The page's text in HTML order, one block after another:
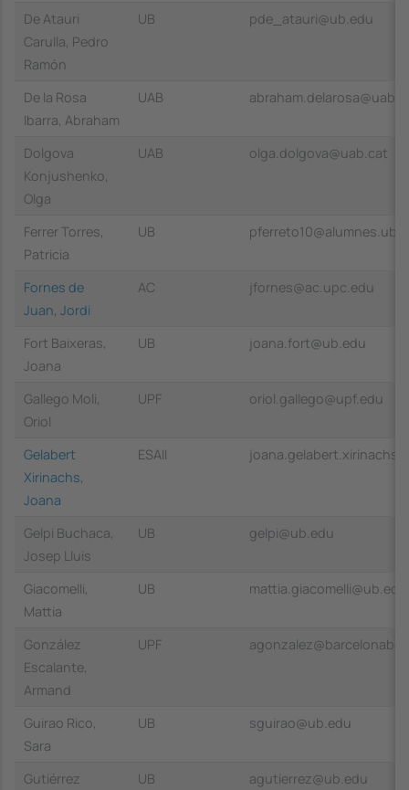
De Atauri
Carulla, Pedro
Ramón
UB pde_atauri@ub.edu
De la Rosa
Ibarra, Abraham
UAB
Dolgova
Konjushenko,
Olga
UAB olga.dolgova@uab.cat
Ferrer Torres,
Patricia
UB
Fornes de
Juan, Jordi
AC jfornes@ac.upc.edu
Fort Baixeras,
Joana
UB joana.fort@ub.edu
Gallego Moli,
Oriol
UPF oriol.gallego@upf.edu
Gelabert
Xirinachs,
Joana
ESAII
Gelpi Buchaca,
Josep Lluis
UB gelpi@ub.edu
Giacomelli,
Mattia
UB mattia.giacomelli@ub.edu
González
Escalante,
Armand
UPF
Guirao Rico,
Sara
UB sguirao@ub.edu
Gutiérrez
UB agutierrez@ub.edu